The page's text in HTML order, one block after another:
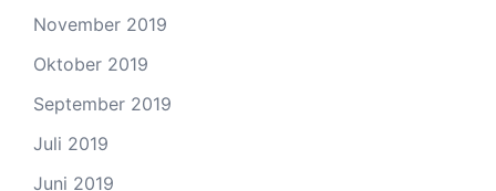
November 2019
Oktober 2019
September 2019
Juli 2019
Juni 2019